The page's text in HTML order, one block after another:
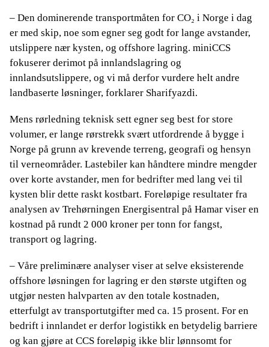
– Den dominerende transportmåten for CO₂ i Norge i dag
er med skip, noe som egner seg godt for lange avstander,
utslippere nær kysten, og offshore lagring. miniCCS
fokuserer derimot på innlandslagring og
innlandsutslippere, og vi må derfor vurdere helt andre
landbaserte løsninger, forklarer Sharifyazdi.
Mens rørledning teknisk sett egner seg best for store
volumer, er lange rørstrekk svært utfordrende å bygge i
Norge på grunn av krevende terreng, geografi og hensyn
til verneområder. Lastebiler kan håndtere mindre mengder
over korte avstander, men for bedrifter med lang vei til
kysten blir dette raskt kostbart. Foreløpige resultater fra
analysen av Trehørningen Energisentral på Hamar viser en
kostnad på rundt 2 000 kroner per tonn for fangst,
transport og lagring.
– Våre preliminære analyser viser at selve eksisterende
offshore løsningen for lagring er den største utgiften og
utgjør nesten halvparten av den totale kostnaden,
etterfulgt av transportutgifter med ca. 15 prosent. For en
bedrift i innlandet er derfor logistikk en betydelig barriere
og kan gjøre at CCS foreløpig ikke blir lønnsomt for